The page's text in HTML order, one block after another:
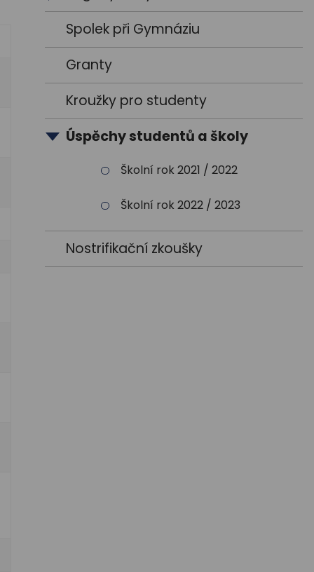
Trenéři
Studentský parlament
Spolek při Gymnáziu
Granty
Kroužky pro studenty
Úspěchy studentů a školy
Školní rok 2021 / 2022
Školní rok 2022 / 2023
Nostrifikační zkoušky